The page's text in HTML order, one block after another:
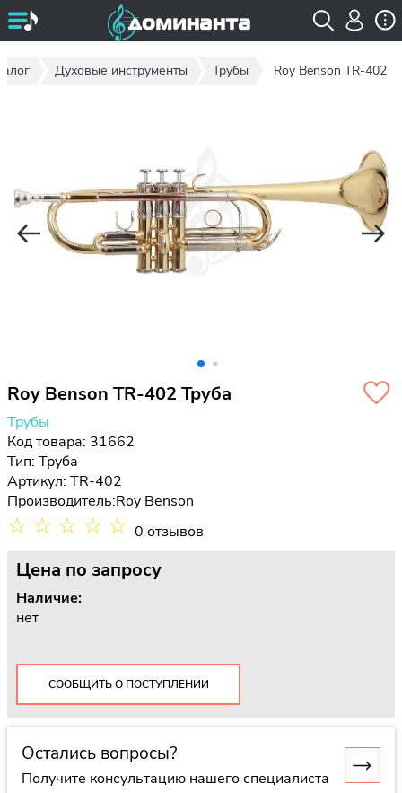
Духовые инструменты Трубы Roy Benson TR-402
Roy Benson TR-402 Труба
Трубы
Код товара: 31662
Тип: Труба
Артикул: TR-402
Производитель:Roy Benson
☆ ☆ ☆ ☆ ☆ 0 отзывов
Цена по запросу
Наличие:
нет
СООБЩИТЬ О ПОСТУПЛЕНИИ
Остались вопросы?
Получите консультацию нашего специалиста